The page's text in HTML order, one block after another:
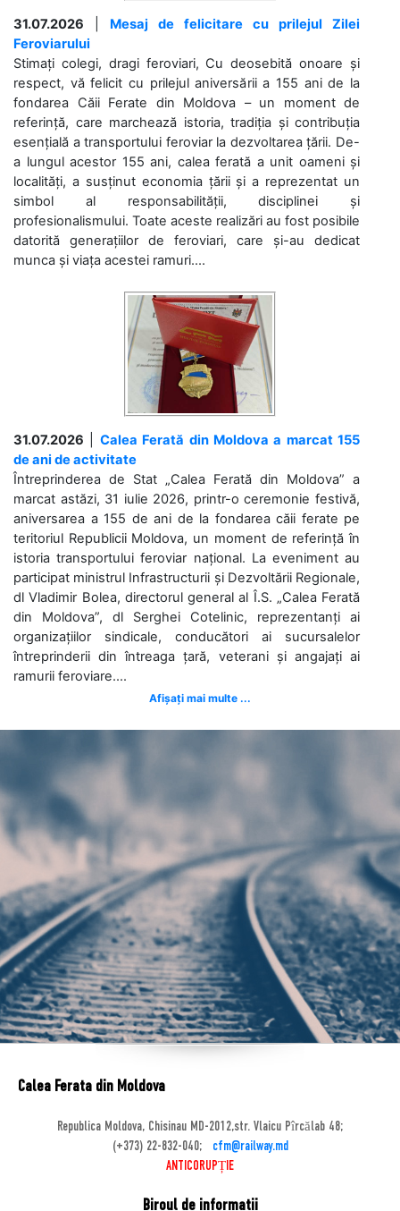
31.07.2026
Mesaj de felicitare cu prilejul Zilei
Feroviarului
Stimați colegi, dragi feroviari, Cu deosebită onoare și
respect, vă felicit cu prilejul aniversării a 155 ani de la
fondarea Căii Ferate din Moldova – un moment de
referință, care marchează istoria, tradiția și contribuția
esențială a transportului feroviar la dezvoltarea țării. De-
a lungul acestor 155 ani, calea ferată a unit oameni și
localități, a susținut economia țării și a reprezentat un
simbol al responsabilității, disciplinei și
profesionalismului. Toate aceste realizări au fost posibile
datorită generațiilor de feroviari, care și-au dedicat
munca și viața acestei ramuri....
31.07.2026
Calea Ferată din Moldova a marcat 155
de ani de activitate
Întreprinderea de Stat „Calea Ferată din Moldova” a
marcat astăzi, 31 iulie 2026, printr-o ceremonie festivă,
aniversarea a 155 de ani de la fondarea căii ferate pe
teritoriul Republicii Moldova, un moment de referință în
istoria transportului feroviar național. La eveniment au
participat ministrul Infrastructurii și Dezvoltării Regionale,
dl Vladimir Bolea, directorul general al Î.S. „Calea Ferată
din Moldova”, dl Serghei Cotelinic, reprezentanți ai
organizațiilor sindicale, conducători ai sucursalelor
întreprinderii din întreaga țară, veterani și angajați ai
ramurii feroviare....
Afișați mai multe ...
Calea Ferata din Moldova
Republica Moldova, Chisinau MD-2012,str. Vlaicu Pîrcălab 48;
(+373) 22-832-040;
cfm@railway.md
ANTICORUPȚIE
Biroul de informatii